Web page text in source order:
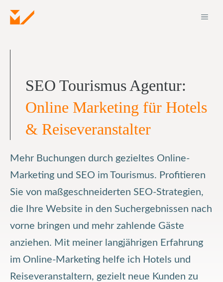
Inhalt
SEO Tourismus Agentur:
Online Marketing für Hotels
& Reiseveranstalter
Mehr Buchungen durch gezieltes Online-
Marketing und SEO im Tourismus. Profitieren
Sie von maßgeschneiderten SEO-Strategien,
die Ihre Website in den Suchergebnissen nach
vorne bringen und mehr zahlende Gäste
anziehen. Mit meiner langjährigen Erfahrung
im Online-Marketing helfe ich Hotels und
Reiseveranstaltern, gezielt neue Kunden zu